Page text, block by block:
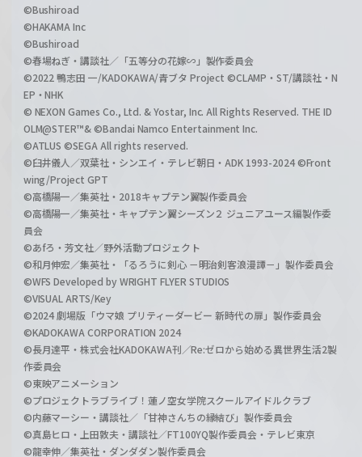
©Bushiroad
©HAKAMA Inc
©Bushiroad
©春場ねぎ・講談社／「五等分の花嫁∽」製作委員会
©2022 鴨志田 一/KADOKAWA/青ブタ Project ©CLAMP・ST/講談社・N
EP・NHK
© NEXON Games Co., Ltd. & Yostar, Inc. All Rights Reserved. THE ID
OLM@STER™& ©Bandai Namco Entertainment Inc.
©ATLUS ©SEGA All rights reserved.
©臼井儀人／双葉社・シンエイ・テレビ朝日・ADK 1993-2024 ©Front
wing/Project GPT
©高橋陽一／集英社・2018キャプテン翼製作委員会
©高橋陽一／集英社・キャプテン翼シーズン２ ジュニアユース編製作委
員会
©あfろ・芳文社／野外活動プロジェクト
©和月伸宏／集英社・「るろうに剣心 －明治剣客浪漫譚－」製作委員会
©WFS Developed by WRIGHT FLYER STUDIOS
©VISUAL ARTS/Key
©2024 劇場版「ウマ娘 プリティーダービー 新時代の扉」製作委員会
©KADOKAWA CORPORATION 2024
©長月達平・株式会社KADOKAWA刊／Re:ゼロから始める異世界生活2製
作委員会
©東映アニメーション
©プロジェクトラブライブ！蓮ノ空女学院スクールアイドルクラブ
©内藤マーシー・講談社／「甘神さんちの縁結び」製作委員会
©真島ヒロ・上田敦夫・講談社／FT100YQ製作委員会・テレビ東京
©龍幸伸／集英社・ダンダダン製作委員会